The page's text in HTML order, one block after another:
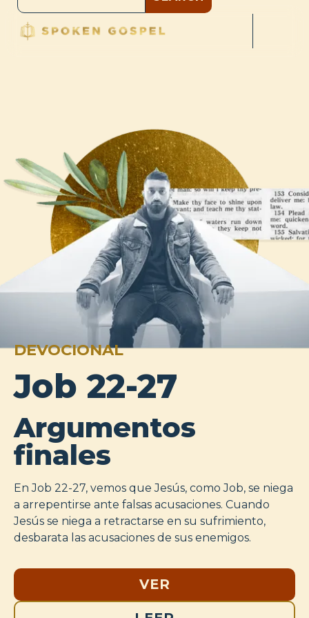
DEVOCIONAL
Job 22-27
Argumentos
finales
En Job 22-27, vemos que Jesús, como Job, se niega
a arrepentirse ante falsas acusaciones. Cuando
Jesús se niega a retractarse en su sufrimiento,
desbarata las acusaciones de sus enemigos.
VER